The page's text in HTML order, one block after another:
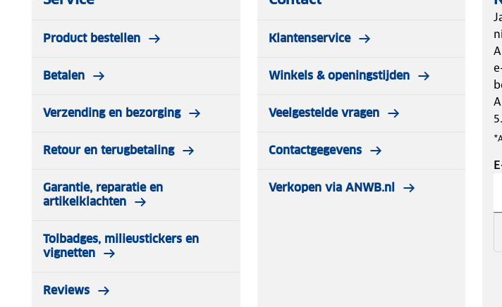
Product bestellen
Betalen
Verzending en bezorging
Retour en terugbetaling
Garantie, reparatie en
artikelklachten
Tolbadges, milieustickers en
vignetten
Reviews
Klantenservice
Winkels & openingstijden
Veelgestelde vragen
Contactgegevens
Verkopen via ANWB.nl